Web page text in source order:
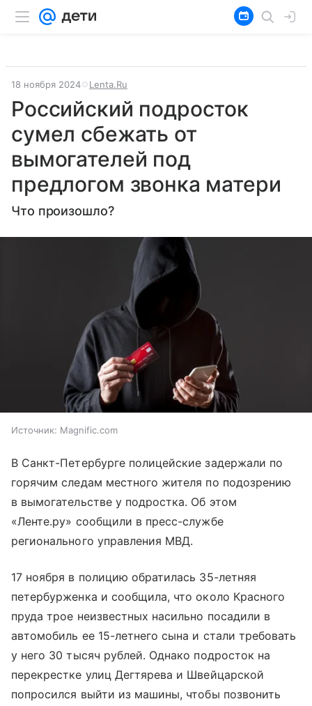
18 ноября 2024 Lenta.Ru
Российский подросток
сумел сбежать от
вымогателей под
предлогом звонка матери
Что произошло?
Источник: Magnific.com
В Санкт-Петербурге полицейские задержали по
горячим следам местного жителя по подозрению
в вымогательстве у подростка. Об этом
«Ленте.ру» сообщили в пресс-службе
регионального управления МВД.
17 ноября в полицию обратилась 35-летняя
петербурженка и сообщила, что около Красного
пруда трое неизвестных насильно посадили в
автомобиль ее 15-летнего сына и стали требовать
у него 30 тысяч рублей. Однако подросток на
перекрестке улиц Дегтярева и Швейцарской
попросился выйти из машины, чтобы позвонить